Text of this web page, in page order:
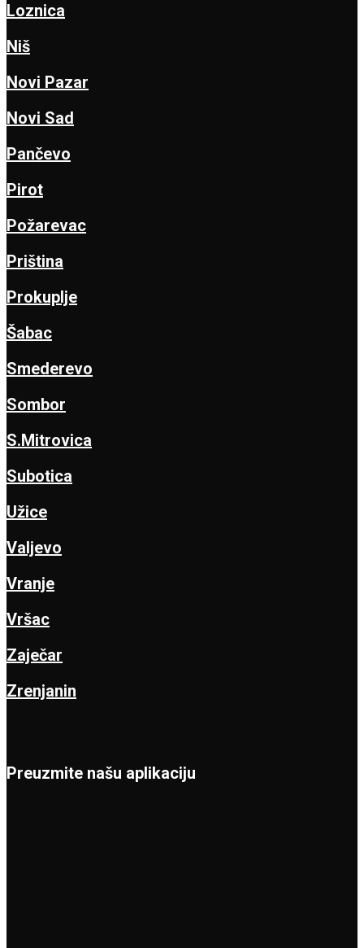
Loznica
Niš
Novi Pazar
Novi Sad
Pančevo
Pirot
Požarevac
Priština
Prokuplje
Šabac
Smederevo
Sombor
S.Mitrovica
Subotica
Užice
Valjevo
Vranje
Vršac
Zaječar
Zrenjanin
Preuzmite našu aplikaciju